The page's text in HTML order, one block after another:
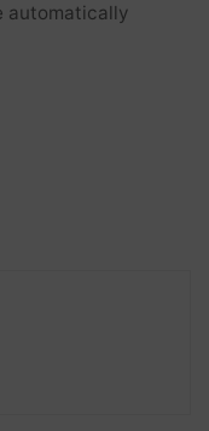
automatically